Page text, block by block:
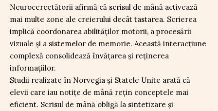
Neurocercetătorii afirmă că scrisul de mână activează
mai multe zone ale creierului decât tastarea. Scrierea
implică coordonarea abilităților motorii, a procesării
vizuale și a sistemelor de memorie. Această interacțiune
complexă consolidează învățarea și reținerea
informațiilor.
Studii realizate în Norvegia și Statele Unite arată că
elevii care iau notițe de mână rețin conceptele mai
eficient. Scrisul de mână obligă la sintetizare și